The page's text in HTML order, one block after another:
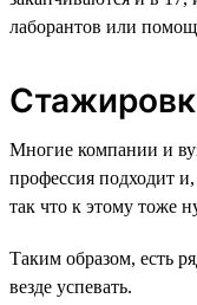
лаборантов или
Многие компании и
профессия подходит
так что к этому тоже
Таким образом, есть
везде успевать.